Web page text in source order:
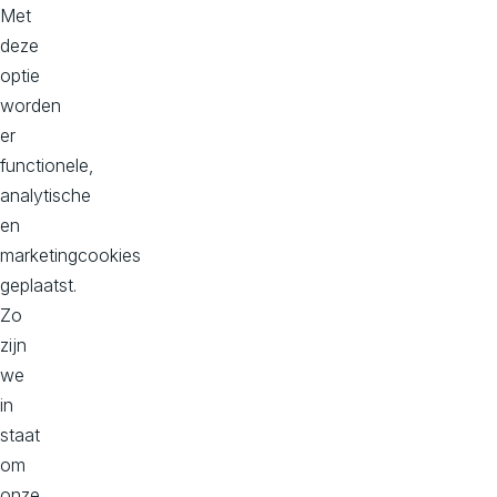
071 - 710 7474
Onze kantoren
Bekijk op maps
Met
deze
optie
worden
er
functionele,
analytische
en
marketingcookies
geplaatst.
Zo
zijn
we
in
staat
om